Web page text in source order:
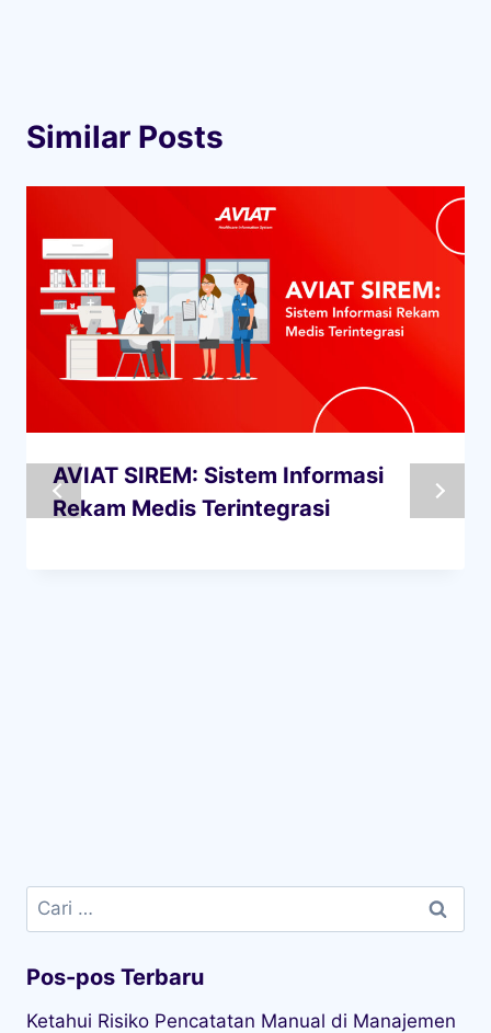
Similar Posts
AVIAT SIREM: Sistem Informasi
Rekam Medis Terintegrasi
Cari
untuk:
Pos-pos Terbaru
Ketahui Risiko Pencatatan Manual di Manajemen